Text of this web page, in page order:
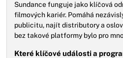
Sundance funguje jako klíčová
filmových kariér. Pomáhá
publicitu, najít distributory a
bez takové platformy bylo pro
Které klíčové události a